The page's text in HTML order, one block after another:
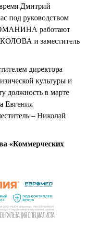
Дмитрий
под руководством
работают
и заместитель
директора
культуры и
должность в марте
Евгения
– Николай
«Коммерческих